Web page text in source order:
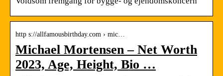
http s://allfamousbirthday.com › mic…
Michael Mortensen – Net Worth
2023, Age, Height, Bio …